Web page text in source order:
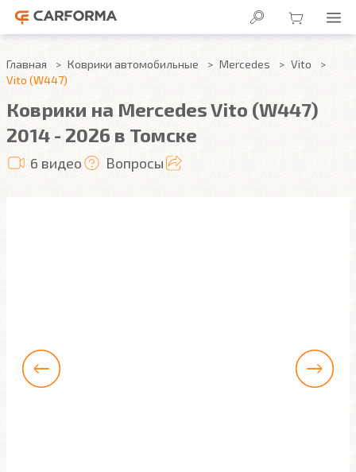
Главная Коврики автомобильные Mercedes
Vito
Vito (W447)
Коврики на Mercedes Vito (W447)
2014 - 2026 в Томске
6 видео Вопросы